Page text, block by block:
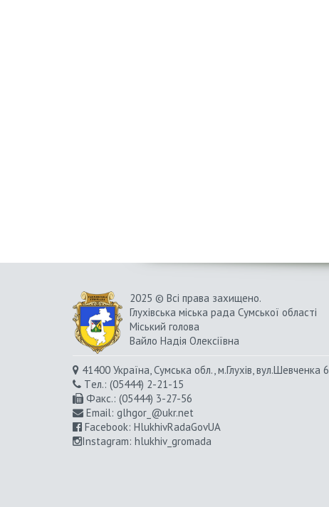
2025 © Всі права захищено.
Глухівська міська рада Сумської області
Міський голова
Вайло Надія Олексіївна
41400 Україна, Сумська обл., м.Глухів, вул.Шевченка 6
Tел.: (05444) 2-21-15
Факс.: (05444) 3-27-56
Email: glhgor_@ukr.net
Facebook: HlukhivRadaGovUA
Instagram: hlukhiv_gromada